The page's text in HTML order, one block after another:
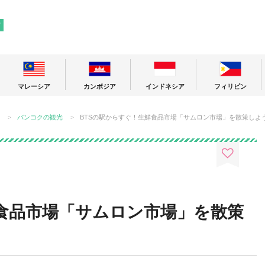
マレーシア カンボジア インドネシア フィリピン
バンコクの観光 BTSの駅からすぐ！生鮮食品市場「サムロン市場」を散策しよ
品市場「サムロン市場」を散策